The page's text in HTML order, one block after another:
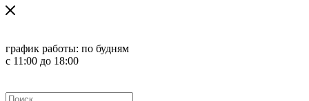
график работы: по будням
с 11:00 до 18:00